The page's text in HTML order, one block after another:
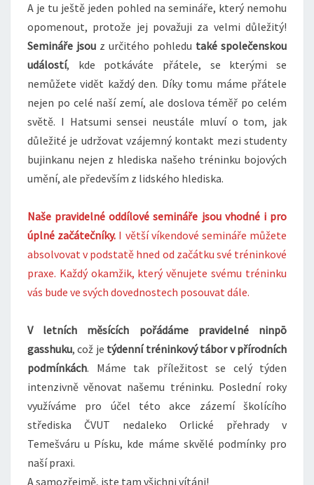
A je tu ještě jeden pohled na semináře, který nemohu
opomenout, protože jej považuji za velmi důležitý!
Semináře jsou z určitého pohledu také společenskou
událostí, kde potkáváte přátele, se kterými se
nemůžete vidět každý den. Díky tomu máme přátele
nejen po celé naší zemí, ale doslova téměř po celém
světě. I Hatsumi sensei neustále mluví o tom, jak
důležité je udržovat vzájemný kontakt mezi studenty
bujinkanu nejen z hlediska našeho tréninku bojových
umění, ale především z lidského hlediska.
Naše pravidelné oddílové semináře jsou vhodné i pro
úplné začátečníky. I větší víkendové semináře můžete
absolvovat v podstatě hned od začátku své tréninkové
praxe. Každý okamžik, který věnujete svému tréninku
vás bude ve svých dovednostech posouvat dále.
V letních měsících pořádáme pravidelné ninpō
gasshuku, což je týdenní tréninkový tábor v přírodních
podmínkách. Máme tak příležitost se celý týden
intenzivně věnovat našemu tréninku. Poslední roky
využíváme pro účel této akce zázemí školícího
střediska ČVUT nedaleko Orlické přehrady v
Temešváru u Písku, kde máme skvělé podmínky pro
naší praxi.
A samozřejmě, jste tam všichni vítáni!